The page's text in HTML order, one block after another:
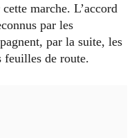
marche. L’accord
par les
par la suite, les
feuilles de route.